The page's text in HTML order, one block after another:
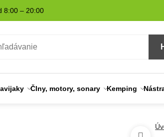
8:00 – 20:00
Člny, motory, sonary Kemping